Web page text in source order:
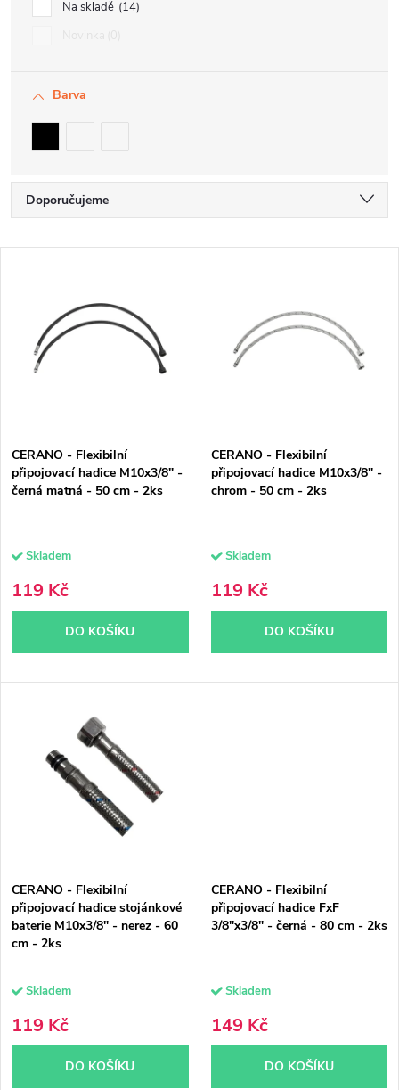
Na skladě 14
Barva
Ř
r
o
u
k
t
ů
Doporučujeme
Nejprodávanější
Abecedně
r
o
u
k
t
ů
CERANO - Flexibilní
připojovací hadice M10x3/8" -
černá matná - 50 cm - 2ks
Skladem
119 Kč
DO KOŠÍKU
CERANO - Flexibilní
připojovací hadice M10x3/8" -
chrom - 50 cm - 2ks
Skladem
119 Kč
DO KOŠÍKU
CERANO - Flexibilní
připojovací hadice stojánkové
baterie M10x3/8" - nerez - 60
cm - 2ks
Skladem
119 Kč
DO KOŠÍKU
CERANO - Flexibilní
připojovací hadice FxF
3/8"x3/8" - černá - 80 cm - 2ks
Skladem
149 Kč
DO KOŠÍKU